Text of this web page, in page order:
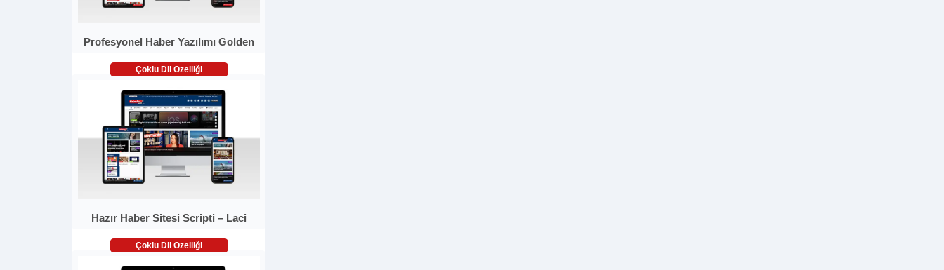
Profesyonel Haber Yazılımı Golden
Çoklu Dil Özelliği
Hazır Haber Sitesi Scripti – Laci
Çoklu Dil Özelliği